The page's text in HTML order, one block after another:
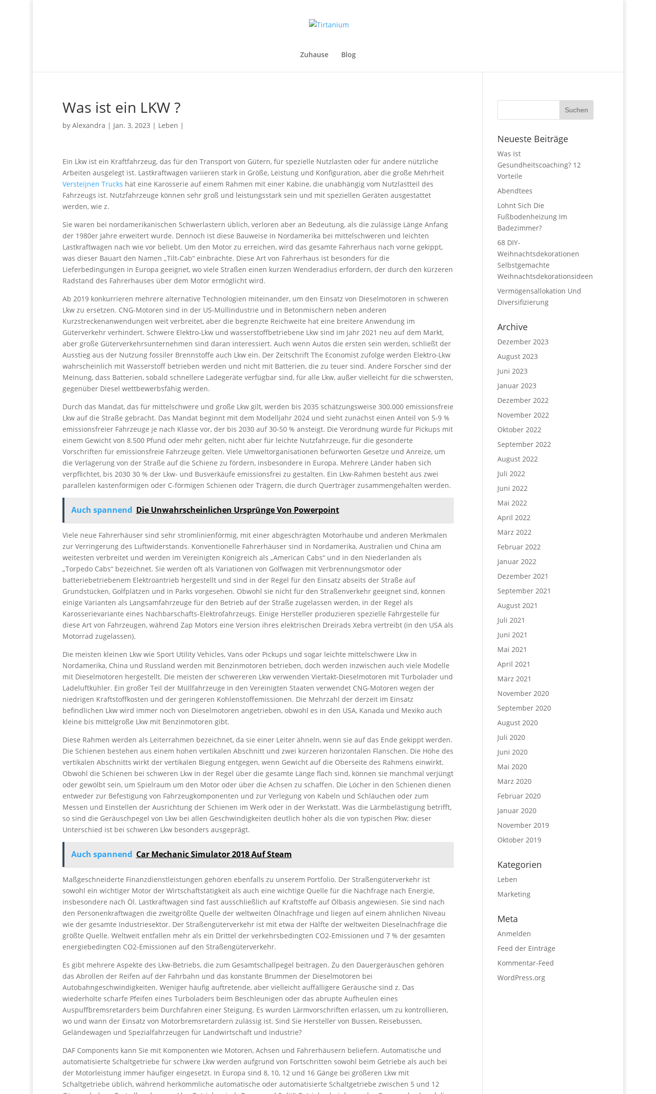
Zuhause Blog
Was ist ein LKW ?
by Alexandra | Jan. 3, 2023 | Leben |
Ein Lkw ist ein Kraftfahrzeug, das für den Transport von Gütern, für spezielle Nutzlasten oder für andere nützliche
Arbeiten ausgelegt ist. Lastkraftwagen variieren stark in Größe, Leistung und Konfiguration, aber die große Mehrheit
Versteijnen Trucks hat eine Karosserie auf einem Rahmen mit einer Kabine, die unabhängig vom Nutzlastteil des
Fahrzeugs ist. Nutzfahrzeuge können sehr groß und leistungsstark sein und mit speziellen Geräten ausgestattet
werden, wie z.
Sie waren bei nordamerikanischen Schwerlastern üblich, verloren aber an Bedeutung, als die zulässige Länge Anfang
der 1980er Jahre erweitert wurde. Dennoch ist diese Bauweise in Nordamerika bei mittelschweren und leichten
Lastkraftwagen nach wie vor beliebt. Um den Motor zu erreichen, wird das gesamte Fahrerhaus nach vorne gekippt,
was dieser Bauart den Namen „Tilt-Cab“ einbrachte. Diese Art von Fahrerhaus ist besonders für die
Lieferbedingungen in Europa geeignet, wo viele Straßen einen kurzen Wenderadius erfordern, der durch den kürzeren
Radstand des Fahrerhauses über dem Motor ermöglicht wird.
Ab 2019 konkurrieren mehrere alternative Technologien miteinander, um den Einsatz von Dieselmotoren in schweren
Lkw zu ersetzen. CNG-Motoren sind in der US-Müllindustrie und in Betonmischern neben anderen
Kurzstreckenanwendungen weit verbreitet, aber die begrenzte Reichweite hat eine breitere Anwendung im
Güterverkehr verhindert. Schwere Elektro-Lkw und wasserstoffbetriebene Lkw sind im Jahr 2021 neu auf dem Markt,
aber große Güterverkehrsunternehmen sind daran interessiert. Auch wenn Autos die ersten sein werden, schließt der
Ausstieg aus der Nutzung fossiler Brennstoffe auch Lkw ein. Der Zeitschrift The Economist zufolge werden Elektro-Lkw
wahrscheinlich mit Wasserstoff betrieben werden und nicht mit Batterien, die zu teuer sind. Andere Forscher sind der
Meinung, dass Batterien, sobald schnellere Ladegeräte verfügbar sind, für alle Lkw, außer vielleicht für die schwersten,
gegenüber Diesel wettbewerbsfähig werden.
Durch das Mandat, das für mittelschwere und große Lkw gilt, werden bis 2035 schätzungsweise 300.000 emissionsfreie
Lkw auf die Straße gebracht. Das Mandat beginnt mit dem Modelljahr 2024 und sieht zunächst einen Anteil von 5-9 %
emissionsfreier Fahrzeuge je nach Klasse vor, der bis 2030 auf 30-50 % ansteigt. Die Verordnung würde für Pickups mit
einem Gewicht von 8.500 Pfund oder mehr gelten, nicht aber für leichte Nutzfahrzeuge, für die gesonderte
Vorschriften für emissionsfreie Fahrzeuge gelten. Viele Umweltorganisationen befürworten Gesetze und Anreize, um
die Verlagerung von der Straße auf die Schiene zu fördern, insbesondere in Europa. Mehrere Länder haben sich
verpflichtet, bis 2030 30 % der Lkw- und Busverkäufe emissionsfrei zu gestalten. Ein Lkw-Rahmen besteht aus zwei
parallelen kastenförmigen oder C-förmigen Schienen oder Trägern, die durch Querträger zusammengehalten werden.
Auch spannend Die Unwahrscheinlichen Ursprünge Von Powerpoint
Viele neue Fahrerhäuser sind sehr stromlinienförmig, mit einer abgeschrägten Motorhaube und anderen Merkmalen
zur Verringerung des Luftwiderstands. Konventionelle Fahrerhäuser sind in Nordamerika, Australien und China am
weitesten verbreitet und werden im Vereinigten Königreich als „American Cabs“ und in den Niederlanden als
„Torpedo Cabs“ bezeichnet. Sie werden oft als Variationen von Golfwagen mit Verbrennungsmotor oder
batteriebetriebenem Elektroantrieb hergestellt und sind in der Regel für den Einsatz abseits der Straße auf
Grundstücken, Golfplätzen und in Parks vorgesehen. Obwohl sie nicht für den Straßenverkehr geeignet sind, können
einige Varianten als Langsamfahrzeuge für den Betrieb auf der Straße zugelassen werden, in der Regel als
Karosserievariante eines Nachbarschafts-Elektrofahrzeugs. Einige Hersteller produzieren spezielle Fahrgestelle für
diese Art von Fahrzeugen, während Zap Motors eine Version ihres elektrischen Dreirads Xebra vertreibt (in den USA als
Motorrad zugelassen).
Die meisten kleinen Lkw wie Sport Utility Vehicles, Vans oder Pickups und sogar leichte mittelschwere Lkw in
Nordamerika, China und Russland werden mit Benzinmotoren betrieben, doch werden inzwischen auch viele Modelle
mit Dieselmotoren hergestellt. Die meisten der schwereren Lkw verwenden Viertakt-Dieselmotoren mit Turbolader und
Ladeluftkühler. Ein großer Teil der Müllfahrzeuge in den Vereinigten Staaten verwendet CNG-Motoren wegen der
niedrigen Kraftstoffkosten und der geringeren Kohlenstoffemissionen. Die Mehrzahl der derzeit im Einsatz
befindlichen Lkw wird immer noch von Dieselmotoren angetrieben, obwohl es in den USA, Kanada und Mexiko auch
kleine bis mittelgroße Lkw mit Benzinmotoren gibt.
Diese Rahmen werden als Leiterrahmen bezeichnet, da sie einer Leiter ähneln, wenn sie auf das Ende gekippt werden.
Die Schienen bestehen aus einem hohen vertikalen Abschnitt und zwei kürzeren horizontalen Flanschen. Die Höhe des
vertikalen Abschnitts wirkt der vertikalen Biegung entgegen, wenn Gewicht auf die Oberseite des Rahmens einwirkt.
Obwohl die Schienen bei schweren Lkw in der Regel über die gesamte Länge flach sind, können sie manchmal verjüngt
oder gewölbt sein, um Spielraum um den Motor oder über die Achsen zu schaffen. Die Löcher in den Schienen dienen
entweder zur Befestigung von Fahrzeugkomponenten und zur Verlegung von Kabeln und Schläuchen oder zum
Messen und Einstellen der Ausrichtung der Schienen im Werk oder in der Werkstatt. Was die Lärmbelästigung betrifft,
so sind die Geräuschpegel von Lkw bei allen Geschwindigkeiten deutlich höher als die von typischen Pkw; dieser
Unterschied ist bei schweren Lkw besonders ausgeprägt.
Auch spannend Car Mechanic Simulator 2018 Auf Steam
Maßgeschneiderte Finanzdienstleistungen gehören ebenfalls zu unserem Portfolio. Der Straßengüterverkehr ist
sowohl ein wichtiger Motor der Wirtschaftstätigkeit als auch eine wichtige Quelle für die Nachfrage nach Energie,
insbesondere nach Öl. Lastkraftwagen sind fast ausschließlich auf Kraftstoffe auf Ölbasis angewiesen. Sie sind nach
den Personenkraftwagen die zweitgrößte Quelle der weltweiten Ölnachfrage und liegen auf einem ähnlichen Niveau
wie der gesamte Industriesektor. Der Straßengüterverkehr ist mit etwa der Hälfte der weltweiten Dieselnachfrage die
größte Quelle. Weltweit entfallen mehr als ein Drittel der verkehrsbedingten CO2-Emissionen und 7 % der gesamten
energiebedingten CO2-Emissionen auf den Straßengüterverkehr.
Es gibt mehrere Aspekte des Lkw-Betriebs, die zum Gesamtschallpegel beitragen. Zu den Dauergeräuschen gehören
das Abrollen der Reifen auf der Fahrbahn und das konstante Brummen der Dieselmotoren bei
Autobahngeschwindigkeiten. Weniger häufig auftretende, aber vielleicht auffälligere Geräusche sind z. Das
wiederholte scharfe Pfeifen eines Turboladers beim Beschleunigen oder das abrupte Aufheulen eines
Auspuffbremsretarders beim Durchfahren einer Steigung. Es wurden Lärmvorschriften erlassen, um zu kontrollieren,
wo und wann der Einsatz von Motorbremsretardern zulässig ist. Sind Sie Hersteller von Bussen, Reisebussen,
Geländewagen und Spezialfahrzeugen für Landwirtschaft und Industrie?
DAF Components kann Sie mit Komponenten wie Motoren, Achsen und Fahrerhäusern beliefern. Automatische und
automatisierte Schaltgetriebe für schwere Lkw werden aufgrund von Fortschritten sowohl beim Getriebe als auch bei
der Motorleistung immer häufiger eingesetzt. In Europa sind 8, 10, 12 und 16 Gänge bei größeren Lkw mit
Schaltgetriebe üblich, während herkömmliche automatische oder automatisierte Schaltgetriebe zwischen 5 und 12
Neueste Beiträge
Was Ist
Gesundheitscoaching? 12
Vorteile
Abendtees
Lohnt Sich Die
Fußbodenheizung Im
Badezimmer?
68 DIY-
Weihnachtsdekorationen
Selbstgemachte
Weihnachtsdekorationsideen
Vermögensallokation Und
Diversifizierung
Archive
Dezember 2023
August 2023
Juni 2023
Januar 2023
Dezember 2022
November 2022
Oktober 2022
September 2022
August 2022
Juli 2022
Juni 2022
Mai 2022
April 2022
März 2022
Februar 2022
Januar 2022
Dezember 2021
September 2021
August 2021
Juli 2021
Juni 2021
Mai 2021
April 2021
März 2021
November 2020
September 2020
August 2020
Juli 2020
Juni 2020
Mai 2020
März 2020
Februar 2020
Januar 2020
November 2019
Oktober 2019
Kategorien
Leben
Marketing
Meta
Anmelden
Feed der Einträge
Kommentar-Feed
WordPress.org